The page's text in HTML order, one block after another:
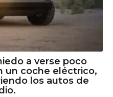
a verse poco
un coche eléctrico,
los autos de